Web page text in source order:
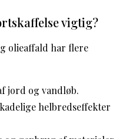
vigtig?
olieaffald har flere
jord og vandløb.
helbredseffekter